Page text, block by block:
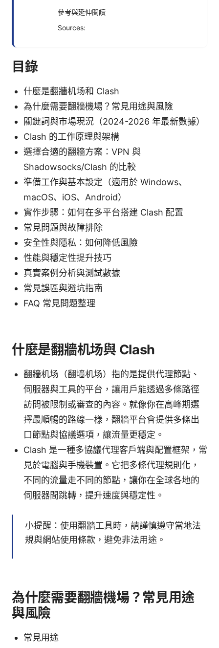
參考與延伸閱讀
Sources:
目錄
什麼是翻牆机场和 Clash
為什麼需要翻牆機場？常見用途與風險
關鍵詞與市場現況（2024-2026 年最新數據）
Clash 的工作原理與架構
選擇合適的翻牆方案：VPN 與
Shadowsocks/Clash 的比較
準備工作與基本設定（適用於 Windows、
macOS、iOS、Android）
實作步驟：如何在多平台搭建 Clash 配置
常見問題與故障排除
安全性與隱私：如何降低風險
性能與穩定性提升技巧
真實案例分析與測試數據
常見誤區與避坑指南
FAQ 常見問題整理
什麼是翻牆机场與 Clash
翻牆机场（翻墙机场）指的是提供代理節點、
伺服器與工具的平台，讓用戶能透過多條路徑
訪問被限制或審查的內容。就像你在高峰期選
擇最順暢的路線一樣，翻牆平台會提供多條出
口節點與協議選項，讓流量更穩定。
Clash 是一種多協議代理客戶端與配置框架，常
見於電腦與手機裝置。它把多條代理規則化，
不同的流量走不同的節點，讓你在全球各地的
伺服器間跳轉，提升速度與穩定性。
小提醒：使用翻牆工具時，請謹慎遵守當地法
規與網站使用條款，避免非法用途。
為什麼需要翻牆機場？常見用途
與風險
常見用途